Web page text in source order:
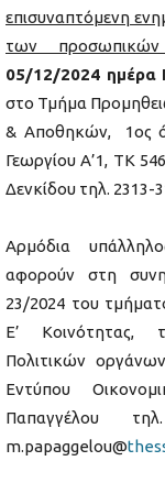
επισυναπτόμενη
των προσωπικών
05/12/2024 ημέρα
στο Τμήμα
& Αποθηκών, 1ος
Γεωργίου Α’1, ΤΚ
Δενκίδου τηλ. 2313-
Αρμόδια
αφορούν στη
23/2024 του
Ε’ Κοινότητας,
Πολιτικών
Εντύπου
Παπαγγέλου
m.papaggelou@